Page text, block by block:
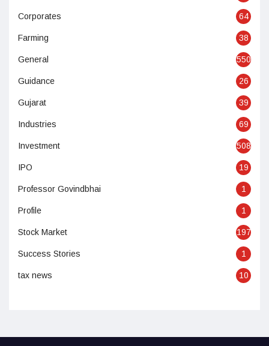
Corporates 64
Farming 38
General 550
Guidance 26
Gujarat 39
Industries 69
Investment 508
IPO 19
Professor Govindbhai 1
Profile 1
Stock Market 197
Success Stories 1
tax news 10